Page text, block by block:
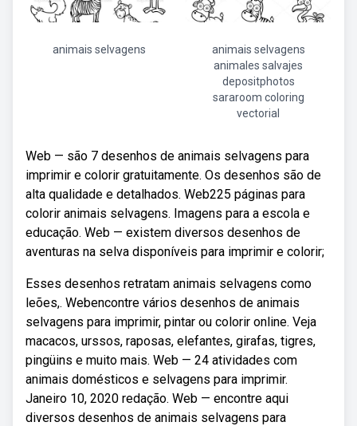
animais selvagens
animais selvagens
animales salvajes
depositphotos
sararoom coloring
vectorial
Web — são 7 desenhos de animais selvagens para
imprimir e colorir gratuitamente. Os desenhos são de
alta qualidade e detalhados. Web225 páginas para
colorir animais selvagens. Imagens para a escola e
educação. Web — existem diversos desenhos de
aventuras na selva disponíveis para imprimir e colorir;
Esses desenhos retratam animais selvagens como
leões,. Webencontre vários desenhos de animais
selvagens para imprimir, pintar ou colorir online. Veja
macacos, urssos, raposas, elefantes, girafas, tigres,
pingüins e muito mais. Web — 24 atividades com
animais domésticos e selvagens para imprimir.
Janeiro 10, 2020 redação. Web — encontre aqui
diversos desenhos de animais selvagens para